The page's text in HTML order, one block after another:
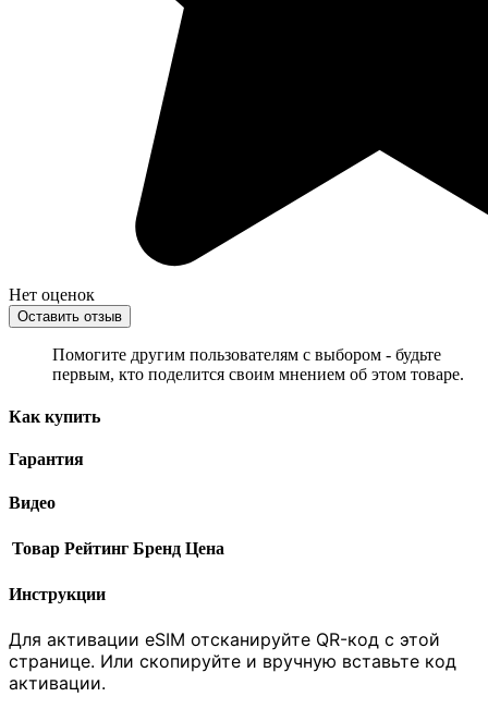
Нет оценок
Оставить отзыв
Помогите другим пользователям с выбором - будьте
первым, кто поделится своим мнением об этом товаре.
Как купить
Гарантия
Видео
Товар Рейтинг Бренд Цена
Инструкции
Для активации eSIM отсканируйте QR-код с этой
странице. Или скопируйте и вручную вставьте код
активации.